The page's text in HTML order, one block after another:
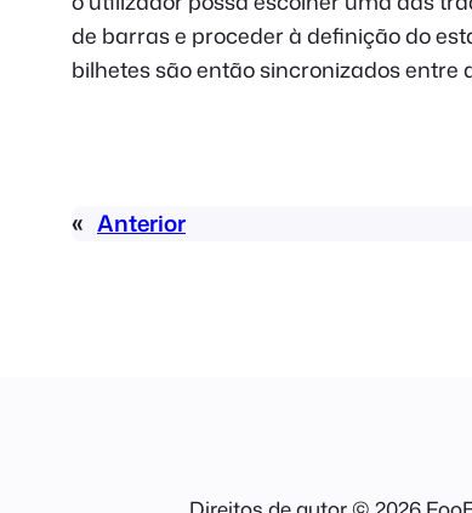
de barras e proceder à definição do
bilhetes são então sincronizados entre
« Anterior